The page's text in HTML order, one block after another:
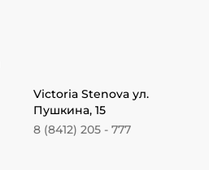
Victoria Stenova ул.
Пушкина, 15
8 (8412) 205 - 777